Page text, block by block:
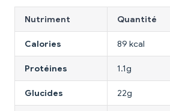
Nutriment Quantité
Calories 89 kcal
Protéines 1.1g
Glucides 22g